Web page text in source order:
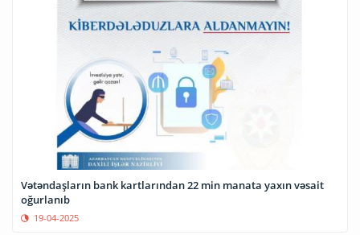
Vətəndaşların bank kartlarından 22 min manata yaxın vəsait
oğurlanıb
19-04-2025